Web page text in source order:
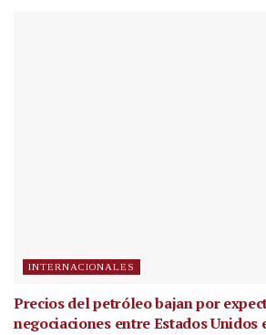
INTERNACIONALES
Precios del petróleo bajan por
negociaciones entre Estados Unidos